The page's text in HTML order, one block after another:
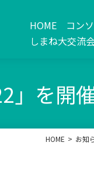
HOME コン
しまね大交流
」を開
HOME お知